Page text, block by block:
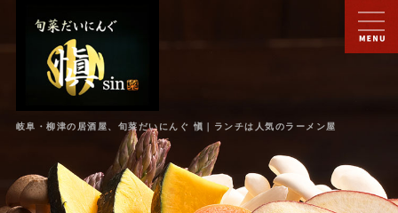
岐阜・柳津の居酒屋、旬菜だいにんぐ 愼｜ランチは人気のラーメン屋